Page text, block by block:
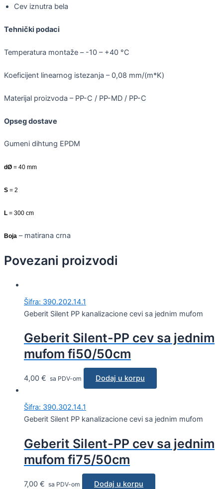
Cev iznutra bela
Tehnički podaci
Temperatura montaže – -10 – +40 °C
Koeficijent linearnog istezanja – 0,08 mm/(m*K)
Materijal proizvoda – PP-C / PP-MD / PP-C
Opseg dostave
Gumeni dihtung EPDM
dØ = 40 mm
S = 2
L = 300 cm
Boja – matirana crna
Povezani proizvodi
Šifra: 390.202.14.1
Geberit Silent PP kanalizacione cevi sa jednim mufom
Geberit Silent-PP cev sa jednim
mufom fi50/50cm
4,00 € sa PDV-om Dodaj u korpu
Šifra: 390.302.14.1
Geberit Silent PP kanalizacione cevi sa jednim mufom
Geberit Silent-PP cev sa jednim
mufom fi75/50cm
7,00 € sa PDV-om Dodaj u korpu